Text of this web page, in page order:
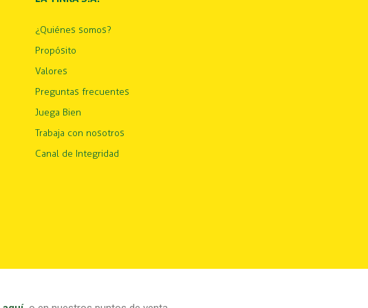
¿Quiénes somos?
Propósito
Valores
Preguntas frecuentes
Juega Bien
Trabaja con nosotros
Canal de Integridad